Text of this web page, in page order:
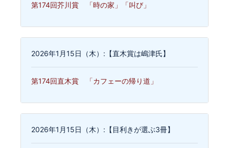
第174回芥川賞 「時の家」「叫び」
2026年1月15日（木）:【直木賞は嶋津氏】
第174回直木賞 「カフェーの帰り道」
2026年1月15日（木）:【目利きが選ぶ3冊】